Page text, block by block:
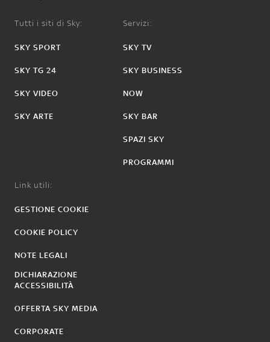
Tutti i siti di Sky:
SKY SPORT
SKY TG 24
SKY VIDEO
SKY ARTE
Servizi:
SKY TV
SKY BUSINESS
NOW
SKY BAR
SPAZI SKY
PROGRAMMI
Link utili:
GESTIONE COOKIE
COOKIE POLICY
NOTE LEGALI
DICHIARAZIONE
ACCESSIBILITÀ
OFFERTA SKY MEDIA
CORPORATE